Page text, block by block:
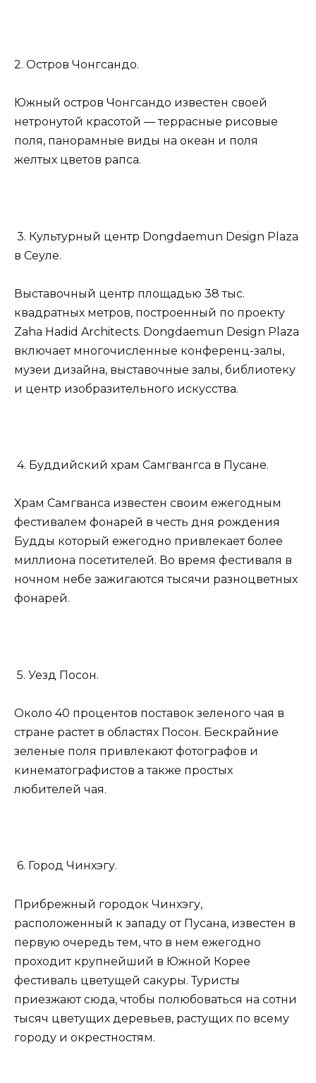
2. Остров Чонгсандо.
Южный остров Чонгсандо известен своей
нетронутой красотой — террасные рисовые
поля, панорамные виды на океан и поля
желтых цветов рапса.
3. Культурный центр Dongdaemun Design Plaza
в Сеуле.
Выставочный центр площадью 38 тыс.
квадратных метров, построенный по проекту
Zaha Hadid Architects. Dongdaemun Design Plaza
включает многочисленные конференц-залы,
музеи дизайна, выставочные залы, библиотеку
и центр изобразительного искусства.
4. Буддийский храм Самгвангса в Пусане.
Храм Самгванса известен своим ежегодным
фестивалем фонарей в честь дня рождения
Будды который ежегодно привлекает более
миллиона посетителей. Во время фестиваля в
ночном небе зажигаются тысячи разноцветных
фонарей.
5. Уезд Посон.
Около 40 процентов поставок зеленого чая в
стране растет в областях Посон. Бескрайние
зеленые поля привлекают фотографов и
кинематографистов а также простых
любителей чая.
6. Город Чинхэгу.
Прибрежный городок Чинхэгу,
расположенный к западу от Пусана, известен в
первую очередь тем, что в нем ежегодно
проходит крупнейший в Южной Корее
фестиваль цветущей сакуры. Туристы
приезжают сюда, чтобы полюбоваться на сотни
тысяч цветущих деревьев, растущих по всему
городу и окрестностям.